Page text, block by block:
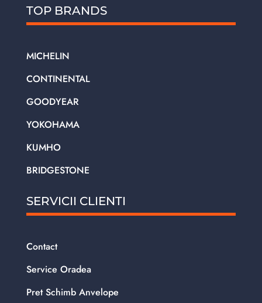
TOP BRANDS
MICHELIN
CONTINENTAL
GOODYEAR
YOKOHAMA
KUMHO
BRIDGESTONE
SERVICII CLIENTI
Contact
Service Oradea
Pret Schimb Anvelope